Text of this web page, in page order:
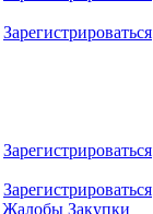
Зарегистрироваться
Зарегистрироваться
Зарегистрироваться
Жалобы Закупки